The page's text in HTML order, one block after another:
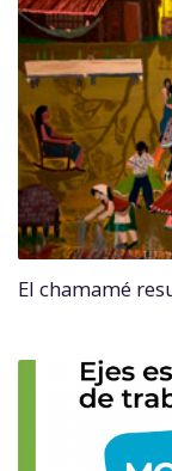
El chamamé